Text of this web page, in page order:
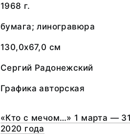
1968 г.
бумага; линогравюра
130,0х67,0 см
Сергий Радонежский
Графика авторская
«Кто с мечом…» 1 марта —
2020 года